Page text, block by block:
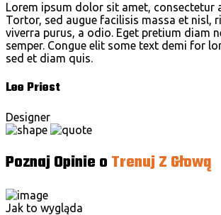
Lorem ipsum dolor sit amet, consectetur
Tortor, sed augue facilisis massa et nisl,
viverra purus, a odio. Eget pretium diam
semper. Congue elit some text demi for
sed et diam quis.
Lee Priest
Designer
Poznaj Opinie o Trenuj Z Głową
Jak to wygląda